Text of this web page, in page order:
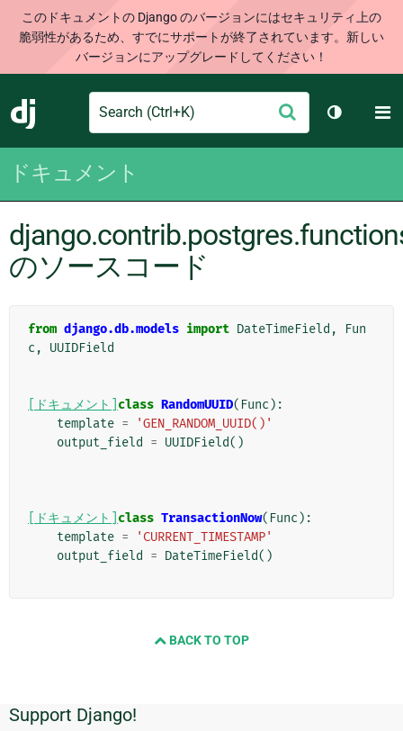
このドキュメントの Django のバージョンにはセキュリティ上の
脆弱性があるため、すでにサポートが終了されています。新しい
バージョンにアップグレードしてください！
Django
Search
信
テーマを
ドキュメント
のソースコード
from django.db.models import DateTimeField ,
Fun
c , UUIDField
[ドキュメント] class RandomUUID( Func ):
template =
'GEN_RANDOM_UUID()'
output_field
= UUIDField()
[ドキュメント] class TransactionNow( Func ):
template =
'CURRENT_TIMESTAMP'
output_field
= DateTimeField()
BACK TO TOP
追
Support Django!